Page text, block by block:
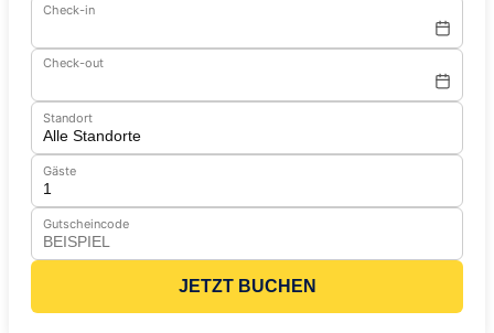
Check-in
Check-out
Standort
Gäste
Gutscheincode
JETZT BUCHEN